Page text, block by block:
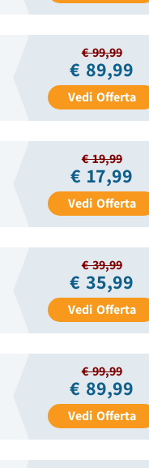
€ 99,99
€ 89,99
Vedi Offerta
€ 19,99
€ 17,99
Vedi Offerta
€ 39,99
€ 35,99
Vedi Offerta
€ 99,99
€ 89,99
Vedi Offerta